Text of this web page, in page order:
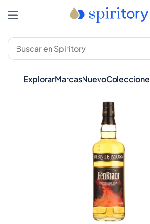
ExplorarMarcasNuevo